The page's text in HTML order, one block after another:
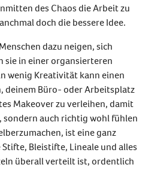
des Chaos die Arbeit zu
doch die bessere Idee.
dazu neigen, sich
sie in einer organsierteren
wenig Kreativität kann einen
deinem Büro- oder Arbeitsplatz
Makeover zu verleihen, damit
auch richtig wohl fühlen
, ist eine ganz
Bleistifte, Lineale und alles
überall verteilt ist, ordentlich